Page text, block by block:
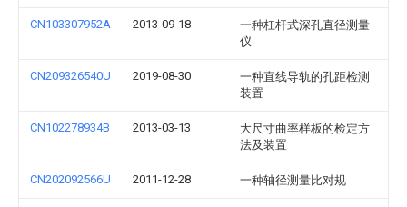
CN103307952A 2013-09-18
一种杠杆式深孔直径测量
仪
CN209326540U 2019-08-30
一种直线导轨的孔距检测
装置
CN102278934B 2013-03-13
大尺寸曲率样板的检定方
法及装置
CN202092566U 2011-12-28 一种轴径测量比对规